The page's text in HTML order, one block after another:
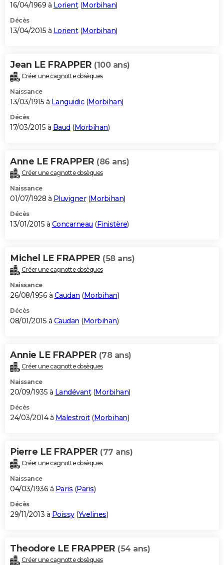
16/04/1969 à Lorient(Morbihan)
Décès
13/04/2015 à Lorient(Morbihan)
Jean LE FRAPPER (100 ans)
Créer une cagnotte obsèques
Naissance
13/03/1915 à Languidic(Morbihan)
Décès
17/03/2015 à Baud (Morbihan)
Anne LE FRAPPER (86 ans)
Créer une cagnotte obsèques
Naissance
01/07/1928 à Pluvigner(Morbihan)
Décès
13/01/2015 à Concarneau (Finistère)
Michel LE FRAPPER (58 ans)
Créer une cagnotte obsèques
Naissance
26/08/1956 à Caudan (Morbihan)
Décès
08/01/2015 à Caudan (Morbihan)
Annie LE FRAPPER (78 ans)
Créer une cagnotte obsèques
Naissance
20/09/1935 à Landévant(Morbihan)
Décès
24/03/2014 à Malestroit(Morbihan)
Pierre LE FRAPPER (77 ans)
Créer une cagnotte obsèques
Naissance
04/03/1936 à Paris (Paris)
Décès
29/11/2013 à Poissy(Yvelines)
Theodore LE FRAPPER (54 ans)
Créer une cagnotte obsèques